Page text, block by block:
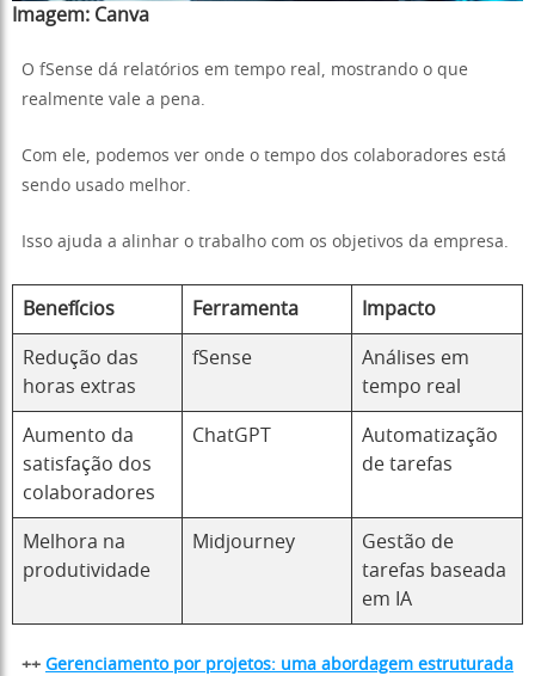
Imagem: Canva
O fSense dá relatórios em tempo real, mostrando o que
realmente vale a pena.
Com ele, podemos ver onde o tempo dos colaboradores está
sendo usado melhor.
Isso ajuda a alinhar o trabalho com os objetivos da empresa.
Benefícios Ferramenta Impacto
Redução das
horas extras
fSense
Análises em
tempo real
Aumento da
satisfação dos
colaboradores
ChatGPT
Automatização
de tarefas
Melhora na
produtividade
Midjourney
Gestão de
tarefas baseada
em IA
++ Gerenciamento por projetos: uma abordagem estruturada